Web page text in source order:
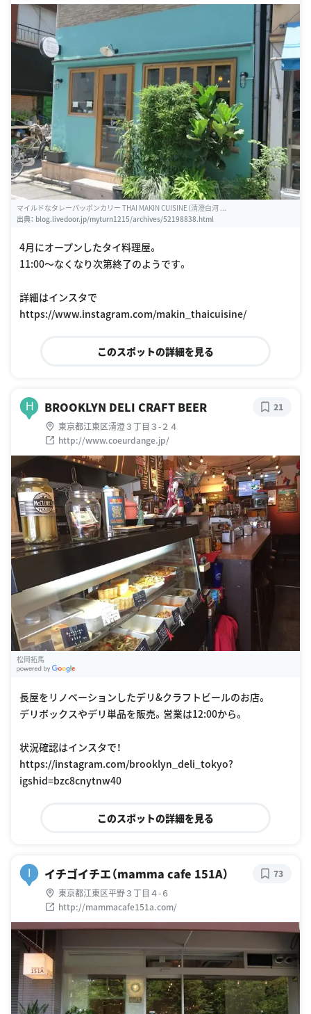
197/
マイルドなタレーパッポンカリー THAI MAKIN CUISINE（清澄白河 ...
出典： blog.livedoor.jp/myturn1215/archives/52198838.html
4月にオープンしたタイ料理屋。
11:00〜なくなり次第終了のようです。
詳細はインスタで
https://www.instagram.com/makin_thaicuisine/
このスポットの詳細を見る
H BROOKLYN DELI CRAFT BEER
東京都江東区清澄３丁目３-２４
http://www.coeurdange.jp/
21
松岡拓馬
長屋をリノベーションしたデリ&クラフトビールのお店。
デリボックスやデリ単品を販売。営業は12:00から。
状況確認はインスタで！
https://instagram.com/brooklyn_deli_tokyo?
igshid=bzc8cnytnw40
このスポットの詳細を見る
イチゴイチエ（mamma cafe 151A）
東京都江東区平野３丁目４-６
http://mammacafe151a.com/
73